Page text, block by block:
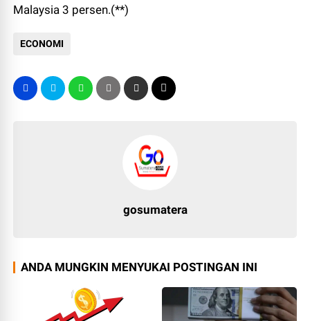
Malaysia 3 persen.(**)
ECONOMI
gosumatera
ANDA MUNGKIN MENYUKAI POSTINGAN INI